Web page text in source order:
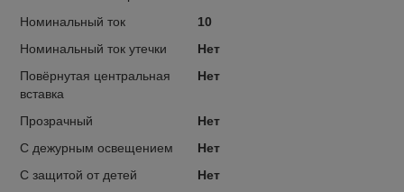
Номинальный ток
10
Номинальный ток утечки
Нет
Повёрнутая центральная
вставка
Нет
Прозрачный
Нет
С дежурным освещением
Нет
С защитой от детей
Нет